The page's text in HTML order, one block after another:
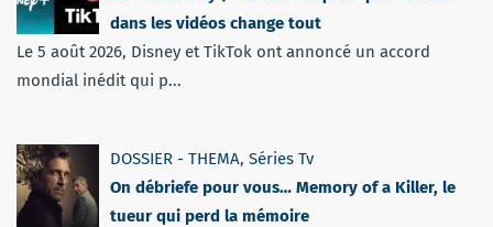
dans les vidéos change tout
Le 5 août 2026, Disney et TikTok ont annoncé un accord
mondial inédit qui p...
DOSSIER - THEMA, Séries Tv
On débriefe pour vous… Memory of a Killer, le
tueur qui perd la mémoire